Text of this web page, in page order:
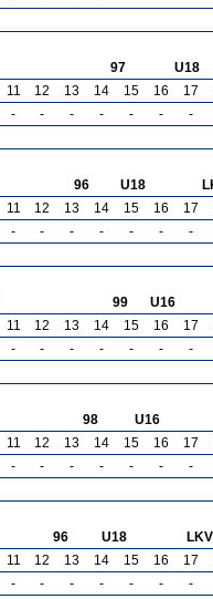
97 U18
11 12 13 14 15 16 17
- - - - - - -
96 U18
11 12 13 14 15 16 17
- - - - - - -
99 U16
11 12 13 14 15 16 17
- - - - - - -
98 U16
11 12 13 14 15 16 17
- - - - - - -
96 U18
11 12 13 14 15 16 17
- - - - - - -